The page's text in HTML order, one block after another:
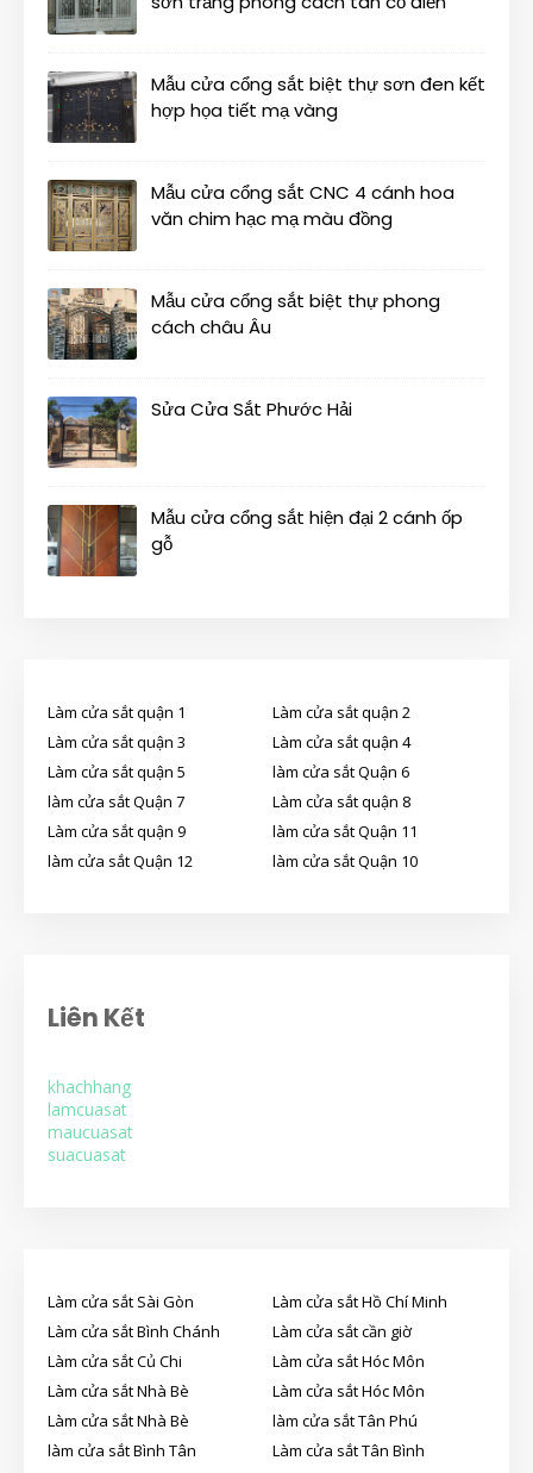
Mẫu cửa cổng sắt biệt thự sơn đen kết
hợp họa tiết mạ vàng
Mẫu cửa cổng sắt CNC 4 cánh hoa
văn chim hạc mạ màu đồng
Mẫu cửa cổng sắt biệt thự phong
cách châu Âu
Sửa Cửa Sắt Phước Hải
Mẫu cửa cổng sắt hiện đại 2 cánh ốp
gỗ
Làm cửa sắt quận 1
Làm cửa sắt quận 2
Làm cửa sắt quận 3
Làm cửa sắt quận 4
Làm cửa sắt quận 5
làm cửa sắt Quận 6
làm cửa sắt Quận 7
Làm cửa sắt quận 8
Làm cửa sắt quận 9
làm cửa sắt Quận 11
làm cửa sắt Quận 12
làm cửa sắt Quận 10
Liên Kết
khachhang
lamcuasat
maucuasat
suacuasat
Làm cửa sắt Sài Gòn
Làm cửa sắt Hồ Chí Minh
Làm cửa sắt Bình Chánh
Làm cửa sắt cần giờ
Làm cửa sắt Củ Chi
Làm cửa sắt Hóc Môn
Làm cửa sắt Nhà Bè
Làm cửa sắt Hóc Môn
Làm cửa sắt Nhà Bè
làm cửa sắt Tân Phú
làm cửa sắt Bình Tân
Làm cửa sắt Tân Bình